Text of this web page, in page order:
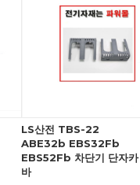
LS산전 TBS-22
ABE32b EBS32Fb
EBS52Fb 차단기 단자카
바